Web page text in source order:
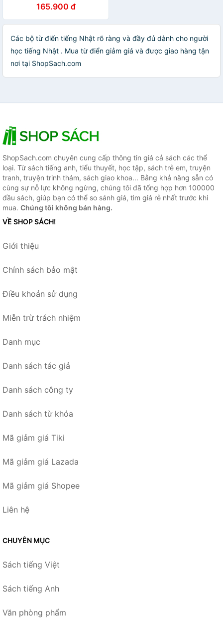
165.900 đ
Các bộ từ điển tiếng Nhật rõ ràng và đầy đủ dành cho người
học tiếng Nhật . Mua từ điển giảm giá và được giao hàng tận
nơi tại ShopSach.com
ShopSach.com chuyên cung cấp thông tin giá cả sách các thể
loại. Từ sách tiếng anh, tiểu thuyết, học tập, sách trẻ em, truyện
tranh, truyện trinh thám, sách giao khoa... Bằng khả năng sẵn có
cùng sự nỗ lực không ngừng, chúng tôi đã tổng hợp hơn 100000
đầu sách, giúp bạn có thể so sánh giá, tìm giá rẻ nhất trước khi
mua. Chúng tôi không bán hàng.
VỀ SHOP SÁCH!
Giới thiệu
Chính sách bảo mật
Điều khoản sử dụng
Miễn trừ trách nhiệm
Danh mục
Danh sách tác giả
Danh sách công ty
Danh sách từ khóa
Mã giảm giá Tiki
Mã giảm giá Lazada
Mã giảm giá Shopee
Liên hệ
CHUYÊN MỤC
Sách tiếng Việt
Sách tiếng Anh
Văn phòng phẩm